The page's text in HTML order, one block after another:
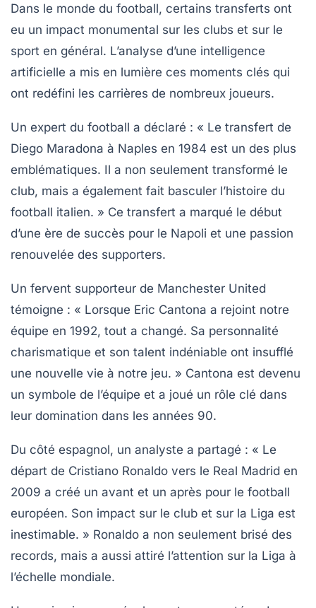
Dans le monde du football, certains transferts ont
eu un impact monumental sur les clubs et sur le
sport en général. L’analyse d’une intelligence
artificielle a mis en lumière ces moments clés qui
ont redéfini les carrières de nombreux joueurs.
Un expert du football a déclaré : « Le transfert de
Diego Maradona à Naples en 1984 est un des plus
emblématiques. Il a non seulement transformé le
club, mais a également fait basculer l’histoire du
football italien. » Ce transfert a marqué le début
d’une ère de succès pour le Napoli et une passion
renouvelée des supporters.
Un fervent supporteur de Manchester United
témoigne : « Lorsque Eric Cantona a rejoint notre
équipe en 1992, tout a changé. Sa personnalité
charismatique et son talent indéniable ont insufflé
une nouvelle vie à notre jeu. » Cantona est devenu
un symbole de l’équipe et a joué un rôle clé dans
leur domination dans les années 90.
Du côté espagnol, un analyste a partagé : « Le
départ de Cristiano Ronaldo vers le Real Madrid en
2009 a créé un avant et un après pour le football
européen. Son impact sur le club et sur la Liga est
inestimable. » Ronaldo a non seulement brisé des
records, mais a aussi attiré l’attention sur la Liga à
l’échelle mondiale.